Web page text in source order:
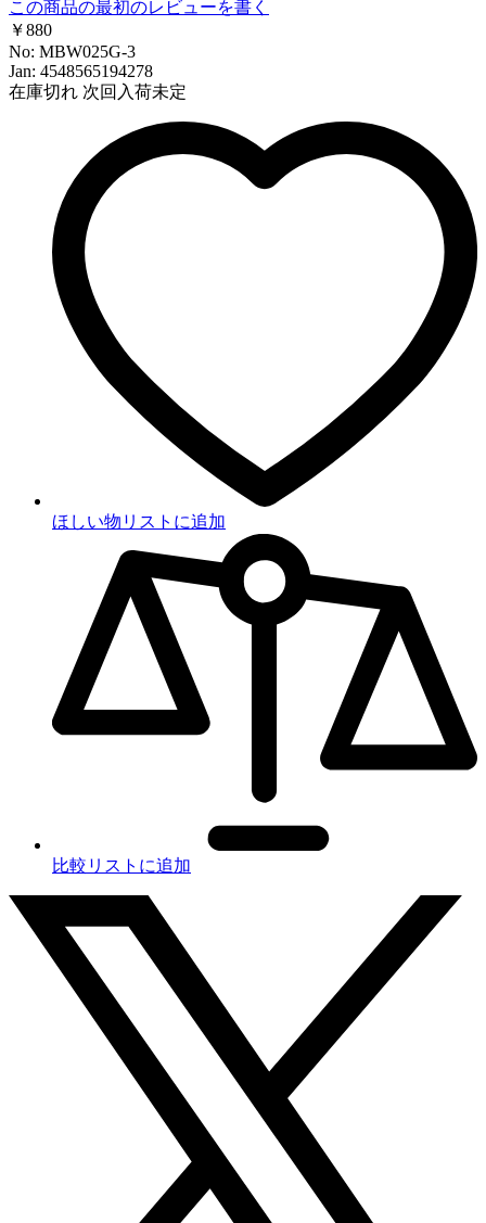
この商品の最初のレビューを書く
￥880
No: MBW025G-3
Jan: 4548565194278
在庫切れ 次回入荷未定
ほしい物リストに追加
比較リストに追加